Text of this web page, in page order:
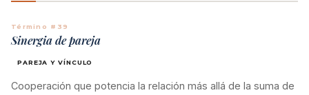
Término #39
Sinergia de pareja
PAREJA Y VÍNCULO
Cooperación que potencia la relación más allá de la suma de